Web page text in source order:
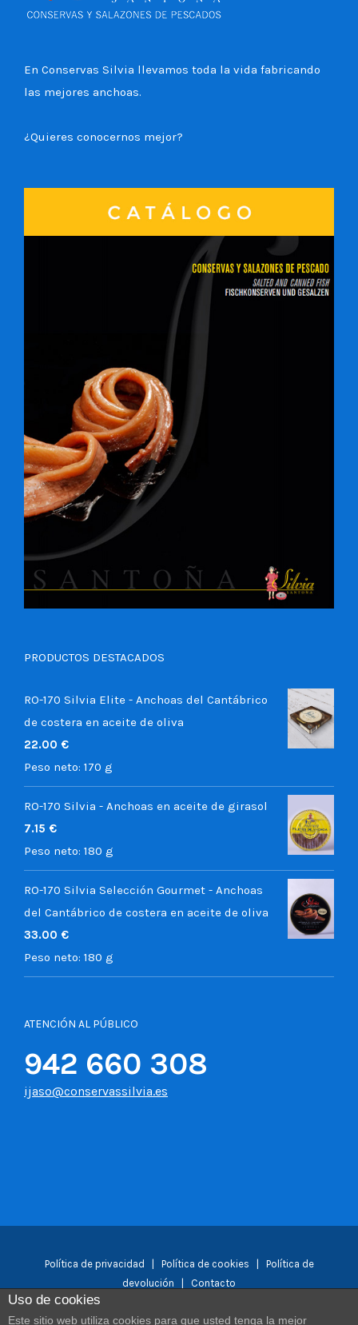
En Conservas Silvia llevamos toda la vida fabricando
las mejores anchoas.
¿Quieres conocernos mejor?
PRODUCTOS DESTACADOS
RO-170 Silvia Elite - Anchoas del Cantábrico
de costera en aceite de oliva
22.00 €
Peso neto: 170 g
RO-170 Silvia - Anchoas en aceite de girasol
7.15 €
Peso neto: 180 g
RO-170 Silvia Selección Gourmet - Anchoas
del Cantábrico de costera en aceite de oliva
33.00 €
Peso neto: 180 g
ATENCIÓN AL PÚBLICO
942 660 308
ijaso@conservassilvia.es
Política de privacidad Política de cookies
Política de
devolución
Contacto
Uso de cookies
Este sitio web utiliza cookies para que usted tenga la mejor